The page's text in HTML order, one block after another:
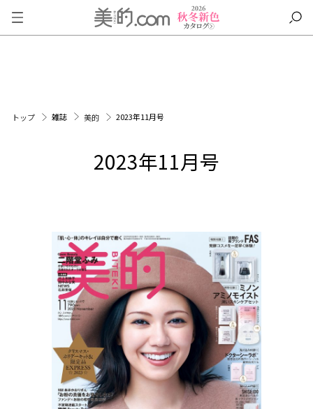
トップ 雑誌 美的 2023年11月号
2023年11月号